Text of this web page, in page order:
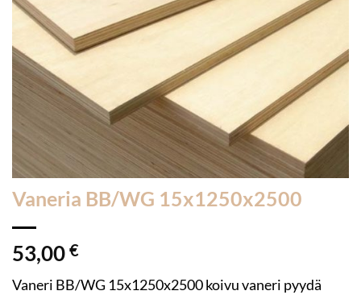
Vaneria BB/WG 15x1250x2500
53,00 €
Vaneri BB/WG 15x1250x2500 koivu vaneri pyydä